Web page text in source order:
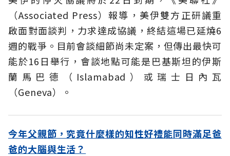
（Associated Press）報導，美伊雙方正研議重
啟面對面談判，力求達成協議，終結這場已延燒6
週的戰爭。目前會談細節尚未定案，但傳出最快可
能於16日舉行，會談地點可能是巴基斯坦的伊斯
蘭馬巴德（Islamabad）或瑞士日內瓦
（Geneva）。
今年父親節，究竟什麼樣的知性好禮能同時滿足爸
爸的大腦與生活？